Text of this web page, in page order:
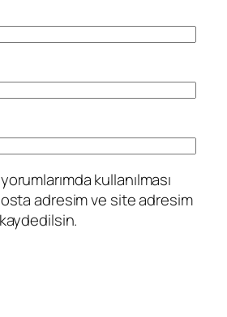
kullanılması
adresim ve site adresim